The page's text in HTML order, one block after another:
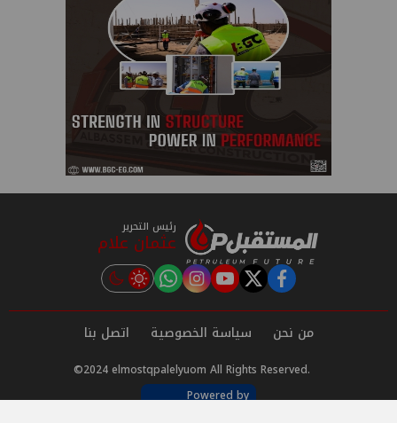
رئيس التحرير
عثمان علام
facebook
twitter
youtube
instagram
tiktok
من نحن سياسة الخصوصية اتصل بنا
©2024 elmostqpalelyuom All Rights Reserved.
Powered by